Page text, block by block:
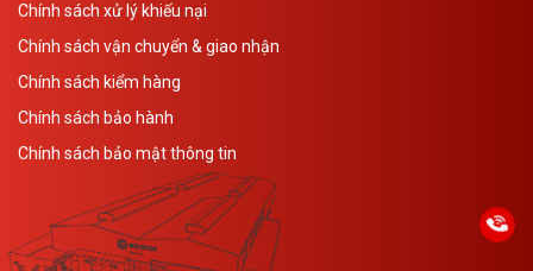
Chính sách xử lý khiếu nại
Chính sách vận chuyển & giao nhận
Chính sách kiểm hàng
Chính sách bảo hành
Chính sách bảo mật thông tin